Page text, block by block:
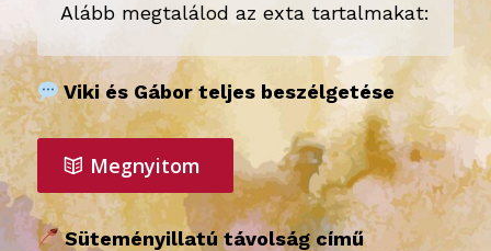
Alább megtalálod az exta tartalmakat:
Viki és Gábor teljes beszélgetése
Megnyitom
Süteményillatú távolság című